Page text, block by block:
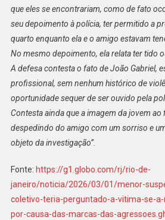
que eles se encontrariam, como de fato
seu depoimento à polícia, ter permitido a
quarto enquanto ela e o amigo estavam
No mesmo depoimento, ela relata ter tido
A defesa contesta o fato de João Gabriel,
profissional, sem nenhum histórico de
oportunidade sequer de ser ouvido pela
Contesta ainda que a imagem da jovem
despedindo do amigo com um sorriso e
objeto da investigação”.
Fonte: https://g1.globo.com/rj/rio-de-
janeiro/noticia/2026/03/01/menor-
coletivo-teria-perguntado-a-vitima-se-
por-causa-das-marcas-das-